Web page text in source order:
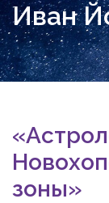
Иван
зоны»